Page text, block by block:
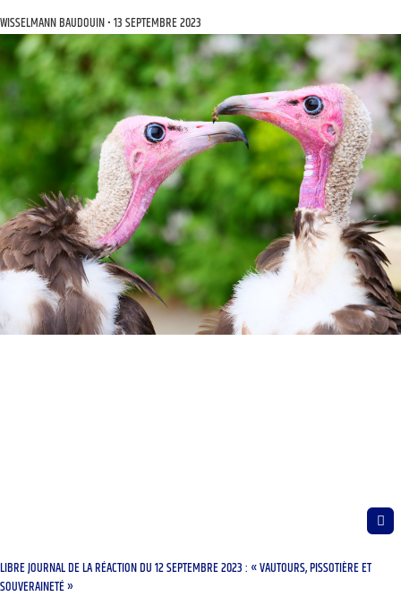
WISSELMANN BAUDOUIN 13 SEPTEMBRE 2023
LIBRE JOURNAL DE LA RÉACTION DU 12 SEPTEMBRE 2023 : « VAUTOURS, PISSOTIÈRE ET
SOUVERAINETÉ »